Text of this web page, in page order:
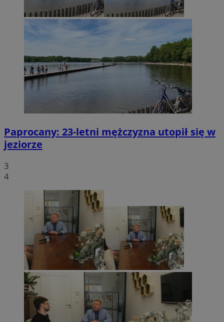
Paprocany: 23-letni mężczyzna utopił się w
jeziorze
3
4